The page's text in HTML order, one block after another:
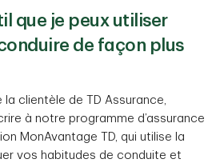
que je peux utiliser
de façon plus
clientèle de TD Assurance,
à notre programme d’assurance
MonAvantage TD, qui utilise la
vos habitudes de conduite et